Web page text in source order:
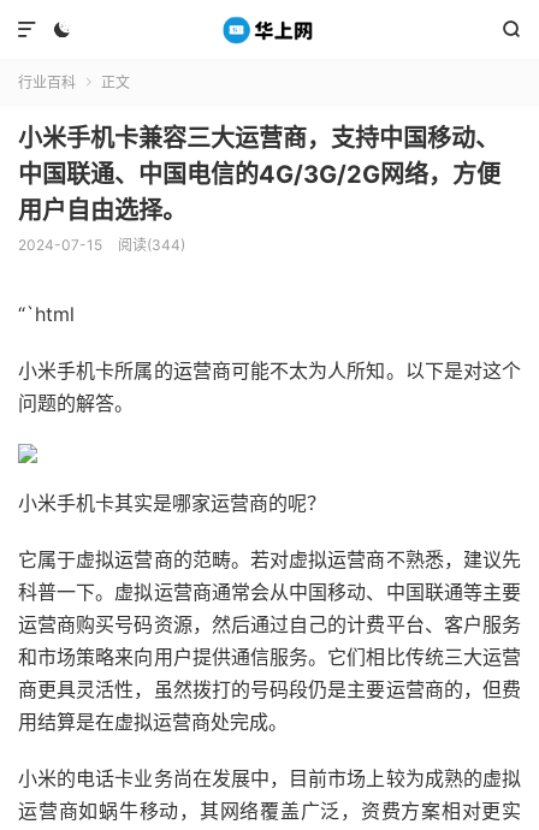
 

行业百科  正文
小米手机卡兼容三大运营商，支持中国移动、
中国联通、中国电信的4G/3G/2G网络，方便
用户自由选择。
2024-07-15 阅读(344)
“`html
小米手机卡所属的运营商可能不太为人所知。以下是对这个
问题的解答。
小米手机卡其实是哪家运营商的呢？
它属于虚拟运营商的范畴。若对虚拟运营商不熟悉，建议先
科普一下。虚拟运营商通常会从中国移动、中国联通等主要
运营商购买号码资源，然后通过自己的计费平台、客户服务
和市场策略来向用户提供通信服务。它们相比传统三大运营
商更具灵活性，虽然拨打的号码段仍是主要运营商的，但费
用结算是在虚拟运营商处完成。
小米的电话卡业务尚在发展中，目前市场上较为成熟的虚拟
运营商如蜗牛移动，其网络覆盖广泛，资费方案相对更实